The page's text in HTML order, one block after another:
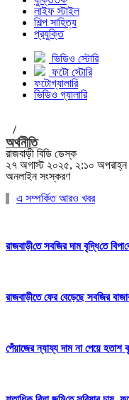
লাইফ স্টাইল
শিল্প সাহিত্য
প্রযুক্তি
ভিডিও স্টোরি
ফটো স্টোরি
ফটোগ্যালারি
ভিডিও গ্যালারি
/
অর্থনীতি
রাজবাড়ী বিডি ডেস্ক
২৭ অগাস্ট ২০২৫, ২:১০ অপরাহ্ন
অনলাইন সংস্করণ
এ সম্পর্কিত আরও খবর
রাজবাড়ী‌তে সব‌জির দা‌ম বৃদ্ধি‌তে
রাজবাড়ীতে ফের বেড়েছে সবজির
পেঁয়াজের ন্যায্য দাম না পেয়ে